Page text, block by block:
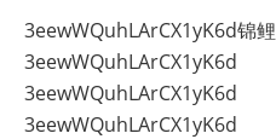
3eewWQuhLArCX1yK6d锦
3eewWQuhLArCX1yK6d
3eewWQuhLArCX1yK6d
3eewWQuhLArCX1yK6d